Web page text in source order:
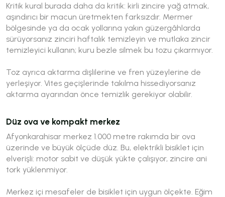
Kritik kural burada daha da kritik: kirli zincire yağ atmak,
aşındırıcı bir macun üretmekten farksızdır. Mermer
bölgesinde ya da ocak yollarına yakın güzergâhlarda
sürüyorsanız zinciri haftalık temizleyin ve mutlaka zincir
temizleyici kullanın; kuru bezle silmek bu tozu çıkarmıyor.
Toz ayrıca aktarma dişlilerine ve fren yüzeylerine de
yerleşiyor. Vites geçişlerinde takılma hissediyorsanız
aktarma ayarından önce temizlik gerekiyor olabilir.
Düz ova ve kompakt merkez
Afyonkarahisar merkez 1.000 metre rakımda bir ova
üzerinde ve büyük ölçüde düz. Bu, elektrikli bisiklet için
elverişli: motor sabit ve düşük yükte çalışıyor, zincire ani
tork yüklenmiyor.
Merkez içi mesafeler de bisiklet için uygun ölçekte. Eğim